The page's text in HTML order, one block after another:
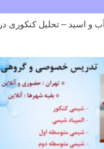
آب و اسید – تحلیل